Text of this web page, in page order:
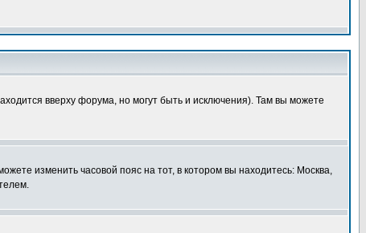
вверху форума, но могут быть и исключения). Там вы можете
изменить часовой пояс на тот, в котором вы находитесь: Москва,